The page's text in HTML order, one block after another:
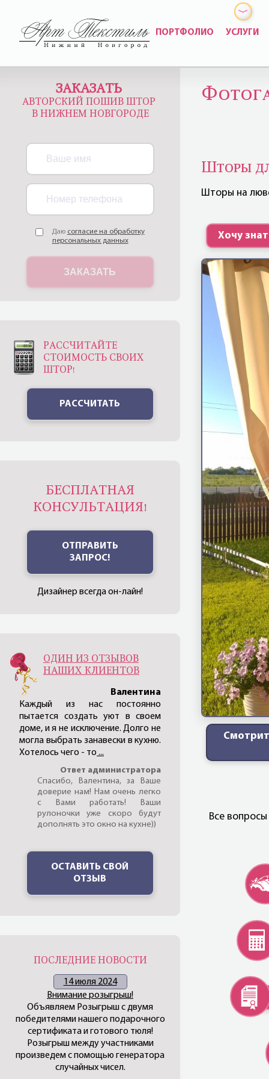
ПОРТФОЛИО УСЛУГИ
Шторы
Шторы на
Хочу
Все
ЗАКАЗАТЬ
АВТОРСКИЙ ПОШИВ ШТОР
В НИЖНЕМ НОВГОРОДЕ
Даю согласие на обработку
персональных данных
ЗАКАЗАТЬ
РАССЧИТАЙТЕ
СТОИМОСТЬ СВОИХ
ШТОР!
РАССЧИТАТЬ
БЕСПЛАТНАЯ
КОНСУЛЬТАЦИЯ!
ОТПРАВИТЬ
ЗАПРОС!
Дизайнер всегда он-лайн!
ОДИН ИЗ ОТЗЫВОВ
НАШИХ КЛИЕНТОВ
Валентина
Каждый из нас постоянно
пытается создать уют в своем
доме, и я не исключение. Долго не
могла выбрать занавески в кухню.
Хотелось чего - то ...
Ответ администратора
Спасибо, Валентина, за Ваше
доверие нам! Нам очень легко
с Вами работать! Ваши
рулоночки уже скоро будут
дополнять это окно на кухне))
ОСТАВИТЬ СВОЙ
ОТЗЫВ
ПОСЛЕДНИЕ НОВОСТИ
14 июля 2024
Внимание розыгрыш!
Объявляем Розыгрыш с двумя
победителями нашего подарочного
сертификата и готового тюля!
Розыгрыш между участниками
произведем с помощью генератора
случайных чисел.